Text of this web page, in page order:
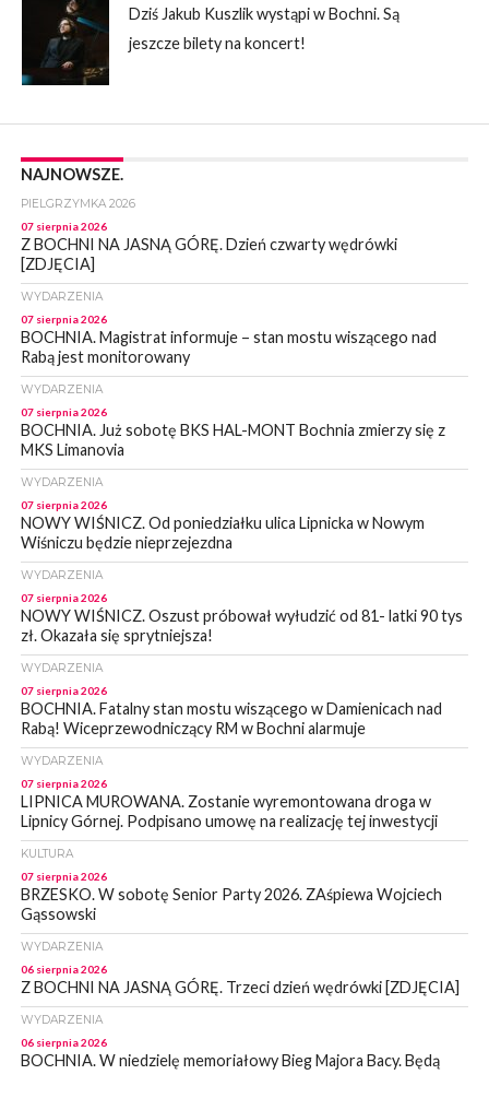
Dziś Jakub Kuszlik wystąpi w Bochni. Są
jeszcze bilety na koncert!
NAJNOWSZE.
PIELGRZYMKA 2026
07 sierpnia 2026
Z BOCHNI NA JASNĄ GÓRĘ. Dzień czwarty wędrówki
[ZDJĘCIA]
WYDARZENIA
07 sierpnia 2026
BOCHNIA. Magistrat informuje – stan mostu wiszącego nad
Rabą jest monitorowany
WYDARZENIA
07 sierpnia 2026
BOCHNIA. Już sobotę BKS HAL-MONT Bochnia zmierzy się z
MKS Limanovia
WYDARZENIA
07 sierpnia 2026
NOWY WIŚNICZ. Od poniedziałku ulica Lipnicka w Nowym
Wiśniczu będzie nieprzejezdna
WYDARZENIA
07 sierpnia 2026
NOWY WIŚNICZ. Oszust próbował wyłudzić od 81- latki 90 tys
zł. Okazała się sprytniejsza!
WYDARZENIA
07 sierpnia 2026
BOCHNIA. Fatalny stan mostu wiszącego w Damienicach nad
Rabą! Wiceprzewodniczący RM w Bochni alarmuje
WYDARZENIA
07 sierpnia 2026
LIPNICA MUROWANA. Zostanie wyremontowana droga w
Lipnicy Górnej. Podpisano umowę na realizację tej inwestycji
KULTURA
07 sierpnia 2026
BRZESKO. W sobotę Senior Party 2026. ZAśpiewa Wojciech
Gąssowski
WYDARZENIA
06 sierpnia 2026
Z BOCHNI NA JASNĄ GÓRĘ. Trzeci dzień wędrówki [ZDJĘCIA]
WYDARZENIA
06 sierpnia 2026
BOCHNIA. W niedzielę memoriałowy Bieg Majora Bacy. Będą